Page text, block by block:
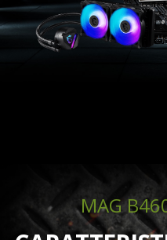
MAG